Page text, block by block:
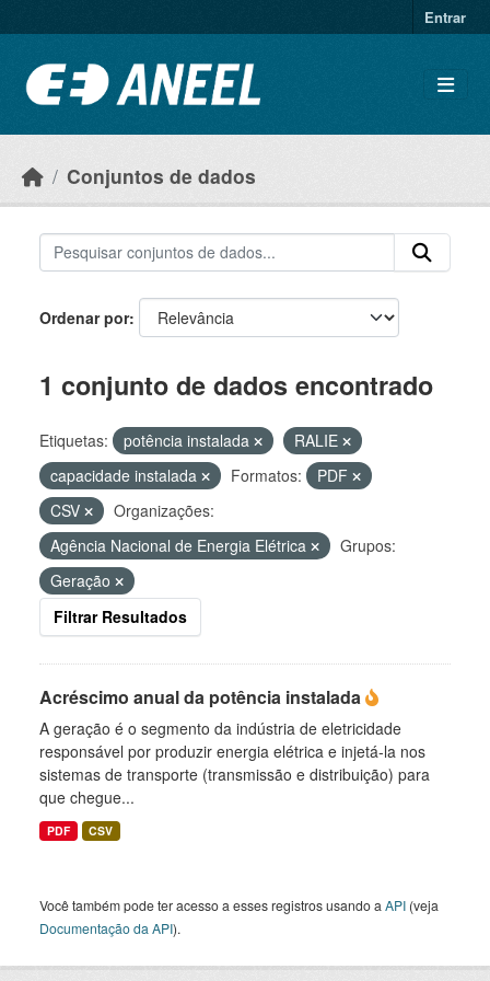
Entrar
Conjuntos de dados
Ordenar por
1 conjunto de dados encontrado
Etiquetas: potência instalada
RALIE
capacidade instalada
Formatos:
PDF
CSV
Organizações:
Agência Nacional de Energia Elétrica
Grupos:
Geração
Filtrar Resultados
Acréscimo anual da potência instalada
A geração é o segmento da indústria de eletricidade
responsável por produzir energia elétrica e injetá-la nos
sistemas de transporte (transmissão e distribuição) para
que chegue...
PDF CSV
Você também pode ter acesso a esses registros usando a API (veja
Documentação da API).